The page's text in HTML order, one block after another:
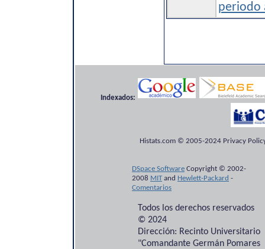
periodo
Indexados:
Histats.com © 2005-2024 Privacy
DSpace Software Copyright © 2002-
2008 MITand Hewlett-Packard -
Comentarios
Todos los derechos reservados
© 2024
Dirección: Recinto Universitario
"Comandante Germán Pomares